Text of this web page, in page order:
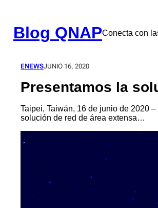
contenido
Blog QNAPConecta con
ENEWSJUNIO 16, 2020
Presentamos la
Taipei, Taiwán, 16 de junio de 2020
solución de red de área extensa…